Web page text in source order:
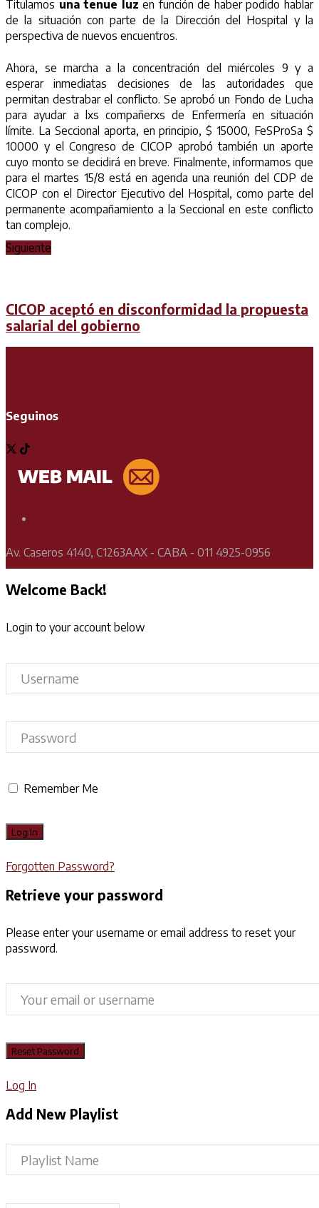
Titulamos una tenue luz en función de haber podido hablar
de la situación con parte de la Dirección del Hospital y la
perspectiva de nuevos encuentros.
Ahora, se marcha a la concentración del miércoles 9 y a
esperar inmediatas decisiones de las autoridades que
permitan destrabar el conflicto. Se aprobó un Fondo de Lucha
para ayudar a lxs compañerxs de Enfermería en situación
límite. La Seccional aporta, en principio, $ 15000, FeSProSa $
10000 y el Congreso de CICOP aprobó también un aporte
cuyo monto se decidirá en breve. Finalmente, informamos que
para el martes 15/8 está en agenda una reunión del CDP de
CICOP con el Director Ejecutivo del Hospital, como parte del
permanente acompañamiento a la Seccional en este conflicto
tan complejo.
Siguiente
CICOP aceptó en disconformidad la propuesta
salarial del gobierno
Seguinos
Av. Caseros 4140, C1263AAX - CABA - 011 4925-0956
Welcome Back!
Login to your account below
Remember Me
Forgotten Password?
Retrieve your password
Please enter your username or email address to reset your
password.
Log In
Add New Playlist